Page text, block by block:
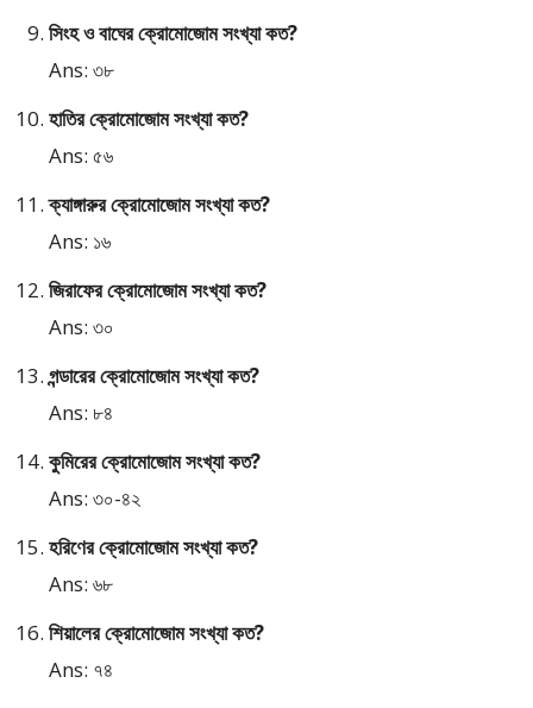
সিংহ ও বাঘের ক্রোমোজোম সংখ্যা কত?
Ans: ৩৮
হাতির ক্রোমোজোম সংখ্যা কত?
Ans: ৫৬
ক্যাঙ্গারুর ক্রোমোজোম সংখ্যা কত?
Ans: ১৬
জিরাফের ক্রোমোজোম সংখ্যা কত?
Ans: ৩০
গন্ডারের ক্রোমোজোম সংখ্যা কত?
Ans: ৮৪
কুমিরের ক্রোমোজোম সংখ্যা কত?
Ans: ৩০-৪২
হরিণের ক্রোমোজোম সংখ্যা কত?
Ans: ৬৮
শিয়ালের ক্রোমোজোম সংখ্যা কত?
Ans: ৭৪